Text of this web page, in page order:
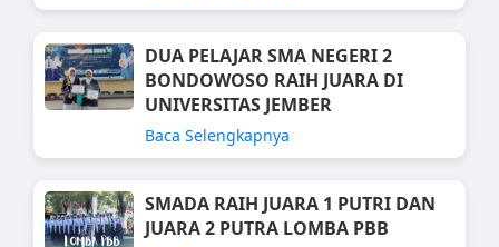
DUA PELAJAR SMA NEGERI 2
BONDOWOSO RAIH JUARA DI
UNIVERSITAS JEMBER
Baca Selengkapnya
SMADA RAIH JUARA 1 PUTRI DAN
JUARA 2 PUTRA LOMBA PBB